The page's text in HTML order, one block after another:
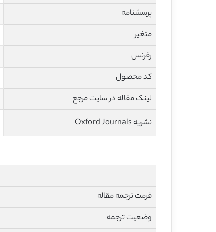
پرسشنامه
متغیر
رفرنس
کد محصول
لینک مقاله در سایت مرجع
نشریه Oxford Journals
فرمت ترجمه مقاله
وضعیت ترجمه